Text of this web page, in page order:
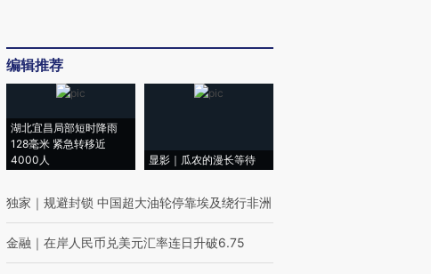
编辑推荐
湖北宜昌局部短时降雨
128毫米 紧急转移近
4000人
显影｜瓜农的漫长等待
独家 ｜ 规避封锁 中国超大油轮停靠埃及绕行非洲
金融 ｜ 在岸人民币兑美元汇率连日升破6.75